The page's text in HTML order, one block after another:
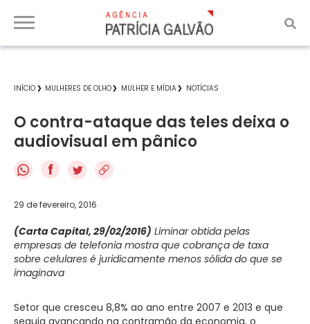
INÍCIO MULHERES DE OLHO MULHER E MÍDIA NOTÍCIAS
O contra-ataque das teles deixa o
audiovisual em pânico
f
29 de fevereiro, 2016
(Carta Capital, 29/02/2016) Liminar obtida pelas
empresas de telefonia mostra que cobrança de taxa
sobre celulares é juridicamente menos sólida do que se
imaginava
Setor que cresceu 8,8% ao ano entre 2007 e 2013 e que
seguia avançando na contramão da economia, o